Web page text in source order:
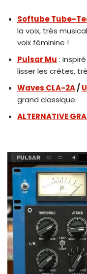
Softube Tube-
la voix, très
voix féminine !
Pulsar Mu :
lisser les crêtes,
Waves CLA-2A/
grand classique.
ALTERNATIVE